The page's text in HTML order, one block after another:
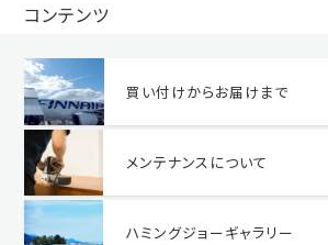
コンテンツ
買い付けからお届けまで
メンテナンスについて
ハミングジョーギャラリー